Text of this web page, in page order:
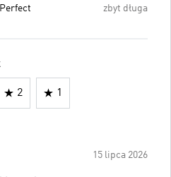
Perfect zbyt długa
2 1
15 lipca 2026